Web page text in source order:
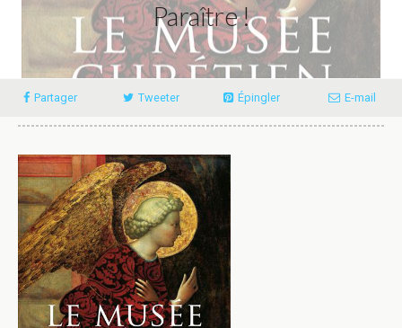
Paraître !
Partager Tweeter Épingler E-mail